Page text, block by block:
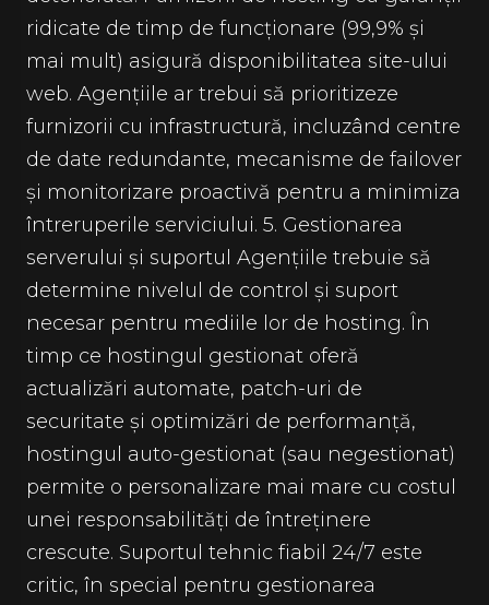
ridicate de timp de funcționare (99,9% și
mai mult) asigură disponibilitatea site-ului
web. Agențiile ar trebui să prioritizeze
furnizorii cu infrastructură, incluzând centre
de date redundante, mecanisme de failover
și monitorizare proactivă pentru a minimiza
întreruperile serviciului. 5. Gestionarea
serverului și suportul Agențiile trebuie să
determine nivelul de control și suport
necesar pentru mediile lor de hosting. În
timp ce hostingul gestionat oferă
actualizări automate, patch-uri de
securitate și optimizări de performanță,
hostingul auto-gestionat (sau negestionat)
permite o personalizare mai mare cu costul
unei responsabilități de întreținere
crescute. Suportul tehnic fiabil 24/7 este
critic, în special pentru gestionarea